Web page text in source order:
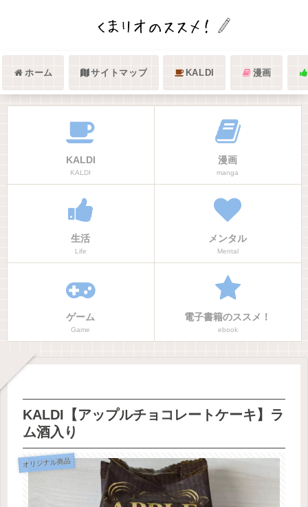
ホーム サイトマップ KALDI 漫画
KALDI
KALDI
漫画
manga
生活
Life
メンタル
Mental
ゲーム
Game
電子書籍のススメ！
ebook
KALDI【アップルチョコレートケーキ】ラ
ム酒入り
オリジナル商品